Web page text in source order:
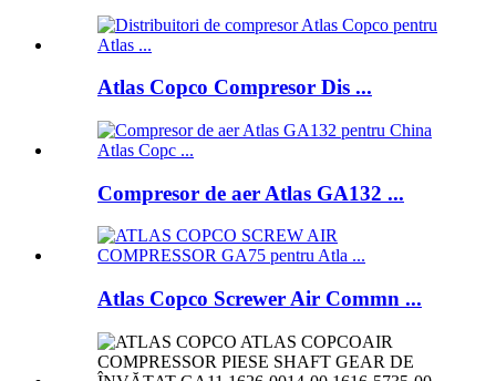
Atlas Copco Compresor Dis ...
Compresor de aer Atlas GA132 ...
Atlas Copco Screwer Air Commn ...